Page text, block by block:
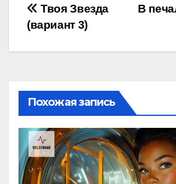
Навигация
по
В
Твоя Звезда
(вариант 3)
Похожая запись